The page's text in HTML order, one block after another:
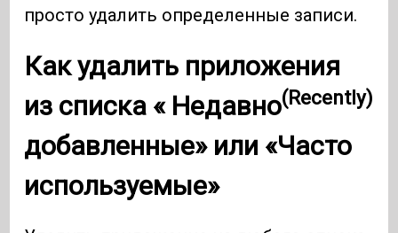
просто удалить определенные записи.
Как удалить приложения
из списка « Недавно(Recently)
добавленные» или «Часто
используемые»